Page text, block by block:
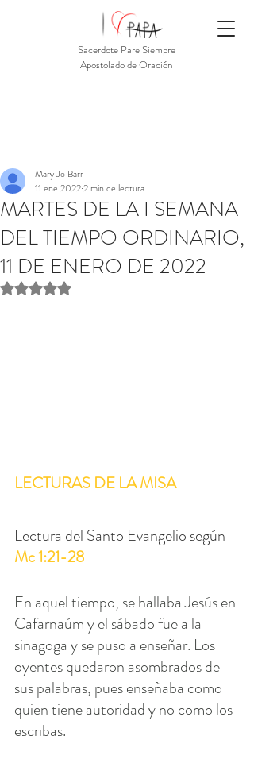
Sacerdote Pare Siempre
Apostolado de Oración
MARTES DE LA I SEMANA
DEL TIEMPO ORDINARIO,
11 DE ENERO DE 2022
Mary Jo Barr
11 ene 20222 min de lectura
Obtuvo NaN de 5 estrellas.
LECTURAS DE LA MISA
Lectura del Santo Evangelio según
Mc 1:21-28
En aquel tiempo, se hallaba Jesús en
Cafarnaúm y el sábado fue a la
sinagoga y se puso a enseñar. Los
oyentes quedaron asombrados de
sus palabras, pues enseñaba como
quien tiene autoridad y no como los
escribas.